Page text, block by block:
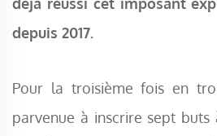
depuis 2017.
Pour la troisième fois en
parvenue à inscrire sept buts